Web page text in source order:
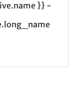
}} -